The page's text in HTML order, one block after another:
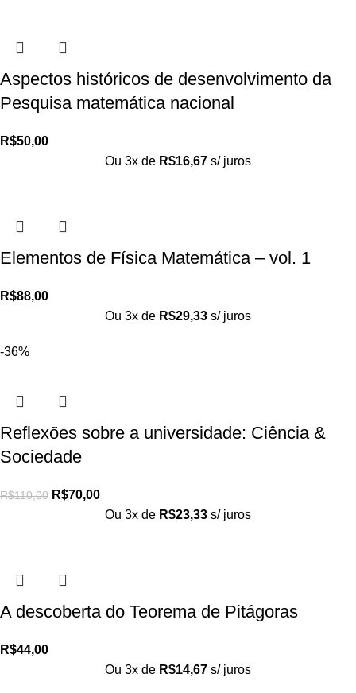
Aspectos históricos de desenvolvimento da
Pesquisa matemática nacional
R$50,00
Ou 3x de R$16,67 s/ juros
Elementos de Física Matemática – vol. 1
R$88,00
Ou 3x de R$29,33 s/ juros
-36%
Reflexões sobre a universidade: Ciência &
Sociedade
R$110,00 R$70,00
Ou 3x de R$23,33 s/ juros
A descoberta do Teorema de Pitágoras
R$44,00
Ou 3x de R$14,67 s/ juros